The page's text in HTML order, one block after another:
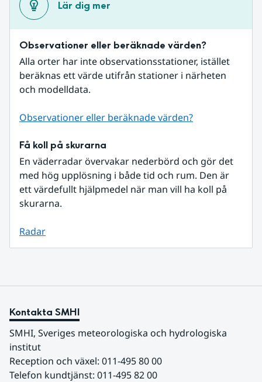
Lär dig mer
Observationer eller beräknade värden?
Alla orter har inte observationsstationer, istället
beräknas ett värde utifrån stationer i närheten
och modelldata.
Observationer eller beräknade värden?
Få koll på skurarna
En väderradar övervakar nederbörd och gör det
med hög upplösning i både tid och rum. Den är
ett värdefullt hjälpmedel när man vill ha koll på
skurarna.
Radar
Kontakta SMHI
SMHI, Sveriges meteorologiska och hydrologiska
institut
Reception och växel: 011-495 80 00
Telefon kundtjänst: 011-495 82 00